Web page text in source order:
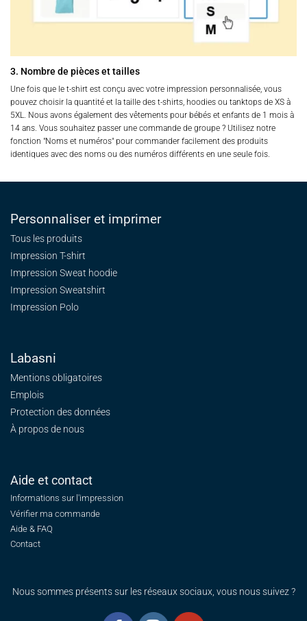
3. Nombre de pièces et tailles
Une fois que le t-shirt est conçu avec votre impression personnalisée, vous
pouvez choisir la quantité et la taille des t-shirts, hoodies ou tanktops de XS à
5XL. Nous avons également des vêtements pour bébés et enfants de 1 mois à
14 ans. Vous souhaitez passer une commande de groupe ? Utilisez notre
fonction "Noms et numéros" pour commander facilement des produits
identiques avec des noms ou des numéros différents en une seule fois.
Personnaliser et imprimer
Tous les produits
Impression T-shirt
Impression Sweat hoodie
Impression Sweatshirt
Impression Polo
Labasni
Mentions obligatoires
Emplois
Protection des données
À propos de nous
Aide et contact
Informations sur l'impression
Vérifier ma commande
Aide & FAQ
Contact
Nous sommes présents sur les réseaux sociaux, vous nous suivez ?